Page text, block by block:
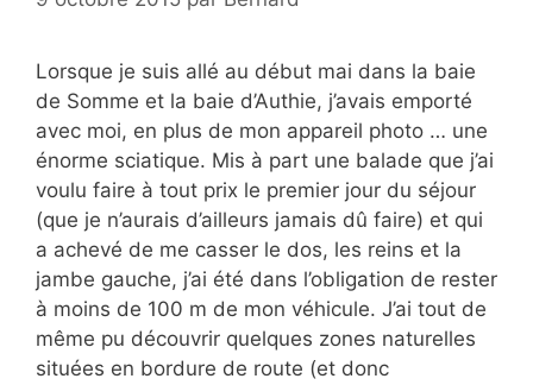
Lorsque je suis allé au début mai dans la baie
de Somme et la baie d’Authie, j’avais emporté
avec moi, en plus de mon appareil photo … une
énorme sciatique. Mis à part une balade que j’ai
voulu faire à tout prix le premier jour du séjour
(que je n’aurais d’ailleurs jamais dû faire) et qui
a achevé de me casser le dos, les reins et la
jambe gauche, j’ai été dans l’obligation de rester
à moins de 100 m de mon véhicule. J’ai tout de
même pu découvrir quelques zones naturelles
situées en bordure de route (et donc